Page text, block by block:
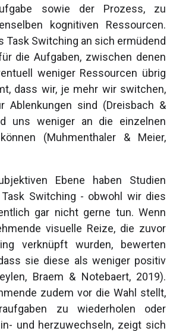
sowie der Prozess, zu
kognitiven Ressourcen.
Task Switching an sich ermüdend
die Aufgaben, zwischen denen
weniger Ressourcen übrig
dass wir, je mehr wir switchen,
Ablenkungen sind (Dreisbach &
uns weniger an die einzelnen
(Muhmenthaler & Meier,
Ebene haben Studien
Switching - obwohl wir dies
gar nicht gerne tun. Wenn
visuelle Reize, die zuvor
verknüpft wurden, bewerten
sie diese als weniger positiv
Braem & Notebaert, 2019).
zudem vor die Wahl stellt,
zu wiederholen oder
und herzuwechseln, zeigt sich